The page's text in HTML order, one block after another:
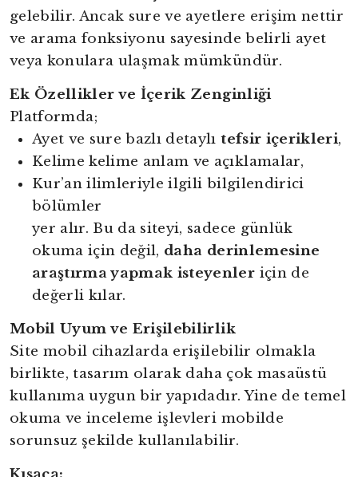
gelebilir. Ancak sure ve ayetlere erişim nettir
ve arama fonksiyonu sayesinde belirli ayet
veya konulara ulaşmak mümkündür.
Ek Özellikler ve İçerik Zenginliği
Platformda;
Ayet ve sure bazlı detaylıtefsir içerikleri,
Kelime kelime anlam ve açıklamalar,
Kur’an ilimleriyle ilgili bilgilendirici
bölümler
yer alır. Bu da siteyi, sadece günlük
okuma için değil, daha derinlemesine
araştırma yapmak isteyenler için de
değerli kılar.
Mobil Uyum ve Erişilebilirlik
Site mobil cihazlarda erişilebilir olmakla
birlikte, tasarım olarak daha çok masaüstü
kullanıma uygun bir yapıdadır. Yine de temel
okuma ve inceleme işlevleri mobilde
sorunsuz şekilde kullanılabilir.